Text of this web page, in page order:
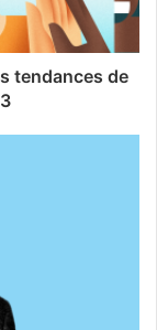
tendances de